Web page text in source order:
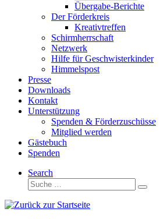
Übergabe-Berichte
Der Förderkreis
Kreativtreffen
Schirmherrschaft
Netzwerk
Hilfe für Geschwisterkinder
Himmelspost
Presse
Downloads
Kontakt
Unterstützung
Spenden & Förderzuschüsse
Mitglied werden
Gästebuch
Spenden
Search
Suche
Suche